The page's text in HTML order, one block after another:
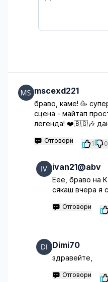
mscexd221
браво, каме! 🥳
сцена - майтап
легенда! ❤️🇧🇬🎶
Отговори 1 0
ivan21@abv
Еее, браво на
сякаш вчера я
Отговори
Dimi70
здравейте,
Отговори